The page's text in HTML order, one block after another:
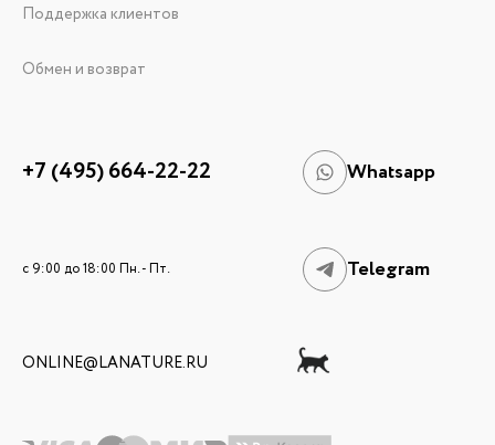
Поддержка клиентов
Обмен и возврат
+7 (495) 664-22-22 Whatsapp
c 9:00 до 18:00 Пн. - Пт. Telegram
ONLINE@LANATURE.RU